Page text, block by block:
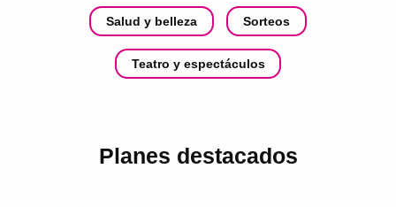
Salud y belleza Sorteos
Teatro y espectáculos
Planes destacados